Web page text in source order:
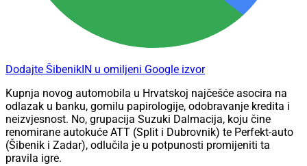
Dodajte ŠibenikIN u omiljeni Google izvor
Kupnja novog automobila u Hrvatskoj najčešće asocira na
odlazak u banku, gomilu papirologije, odobravanje kredita i
neizvjesnost. No, grupacija Suzuki Dalmacija, koju čine
renomirane autokuće ATT (Split i Dubrovnik) te Perfekt-auto
(Šibenik i Zadar), odlučila je u potpunosti promijeniti ta
pravila igre.